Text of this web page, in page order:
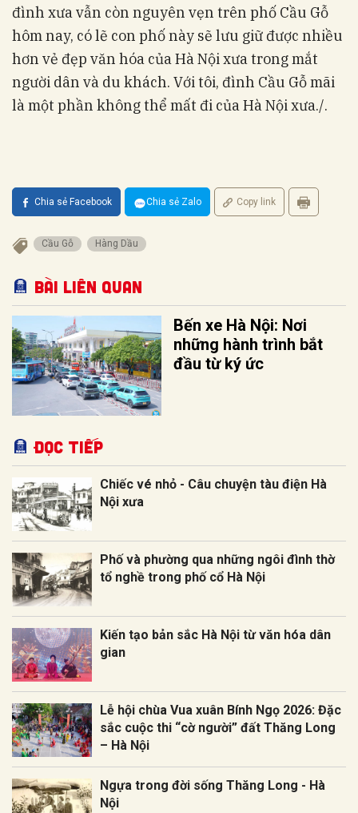
đình xưa vẫn còn nguyên vẹn trên phố Cầu Gỗ
hôm nay, có lẽ con phố này sẽ lưu giữ được nhiều
hơn vẻ đẹp văn hóa của Hà Nội xưa trong mắt
người dân và du khách. Với tôi, đình Cầu Gỗ mãi
là một phần không thể mất đi của Hà Nội xưa./.
Chia sẻ Facebook Chia sẻ Zalo Copy link
Cầu Gỗ Hàng Dầu
Bài liên quan
Bến xe Hà Nội: Nơi
những hành trình bắt
đầu từ ký ức
Đọc tiếp
Chiếc vé nhỏ - Câu chuyện tàu điện Hà
Nội xưa
Phố và phường qua những ngôi đình thờ
tổ nghề trong phố cổ Hà Nội
Kiến tạo bản sắc Hà Nội từ văn hóa dân
gian
Lễ hội chùa Vua xuân Bính Ngọ 2026: Đặc
sắc cuộc thi “cờ người” đất Thăng Long
– Hà Nội
Ngựa trong đời sống Thăng Long - Hà
Nội